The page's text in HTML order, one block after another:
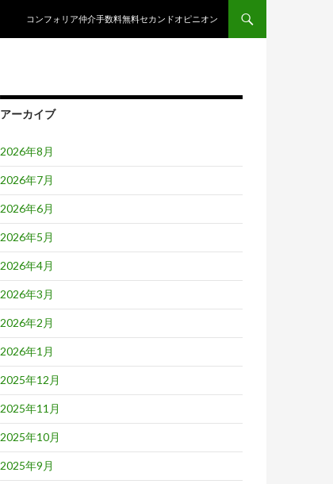
コンフォリア仲介手数料無料セカンドオピニオン
アーカイブ
2026年8月
2026年7月
2026年6月
2026年5月
2026年4月
2026年3月
2026年2月
2026年1月
2025年12月
2025年11月
2025年10月
2025年9月